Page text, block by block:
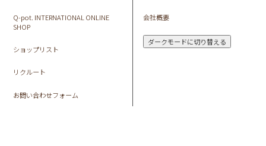
Q-pot. INTERNATIONAL ONLINE
SHOP
ショップリスト
リクルート
お問い合わせフォーム
会社概要
ダークモードに切り替える